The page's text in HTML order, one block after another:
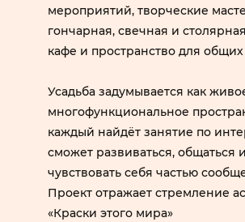
мероприятий, творческие
гончарная, свечная и
кафе и пространство для общих
Усадьба задумывается как
многофункциональное
каждый найдёт занятие по
сможет развиваться, общаться и
чувствовать себя частью
Проект отражает стремление
«Краски этого мира»